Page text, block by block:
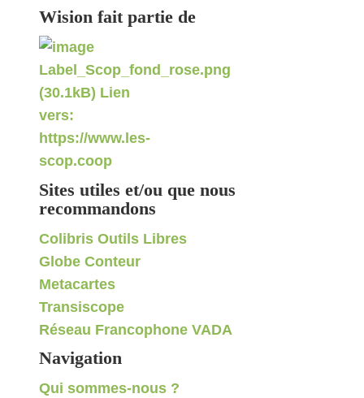
Wision fait partie de
Sites utiles et/ou que nous
recommandons
Colibris Outils Libres
Globe Conteur
Metacartes
Transiscope
Réseau Francophone VADA
Navigation
Qui sommes-nous ?